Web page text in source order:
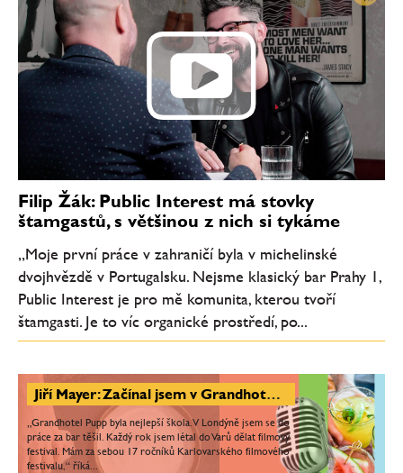
Filip Žák: Public Interest má stovky
štamgastů, s většinou z nich si tykáme
„Moje první práce v zahraničí byla v michelinské
dvojhvězdě v Portugalsku. Nejsme klasický bar Prahy 1,
Public Interest je pro mě komunita, kterou tvoří
štamgasti. Je to víc organické prostředí, po...
Jiří Mayer: Začínal jsem v Grandhotelu Pupp, dodnes se tam s barem Public Interest vracím na filmový festival
„Grandhotel Pupp byla nejlepší škola. V Londýně jsem se do
práce za bar těšil. Každý rok jsem létal do Varů dělat filmový
festival. Mám za sebou 17 ročníků Karlovarského filmového
festivalu,“ říká...